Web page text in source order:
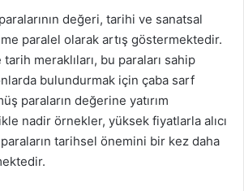
değeri, tarihi ve sanatsal
paralel olarak artış göstermektedir.
meraklıları, bu paraları sahip
bulundurmak için çaba sarf
paraların değerine yatırım
nadir örnekler, yüksek fiyatlarla alıcı
tarihsel önemini bir kez daha